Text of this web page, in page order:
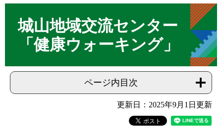
城山地域交流センター
「健康ウォーキング」
ページ内目次
更新日：2025年9月1日更新